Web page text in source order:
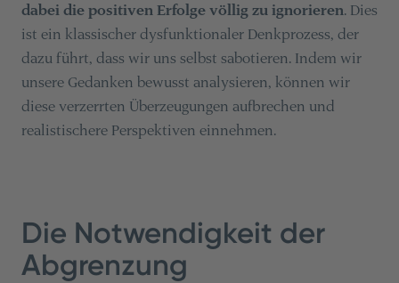
dabei die positiven Erfolge völlig zu ignorieren. Dies
ist ein klassischer dysfunktionaler Denkprozess, der
dazu führt, dass wir uns selbst sabotieren. Indem wir
unsere Gedanken bewusst analysieren, können wir
diese verzerrten Überzeugungen aufbrechen und
realistischere Perspektiven einnehmen.
Die Notwendigkeit der
Abgrenzung